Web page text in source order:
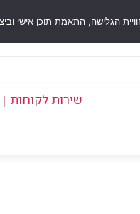
שירות לקוחות | 1-700-507-060